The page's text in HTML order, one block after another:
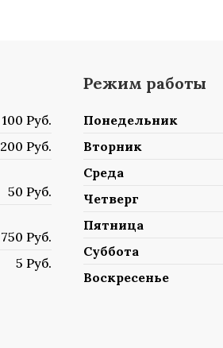
100 Руб.
200 Руб.
50 Руб.
750 Руб.
5 Руб.
Режим работы
Понедельник
Вторник
Среда
Четверг
Пятница
Суббота
Воскресенье